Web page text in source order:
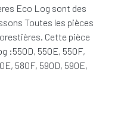
Eco Log sont des
Toutes les pièces
Cette pièce
:550D, 550E, 550F,
580F, 590D, 590E,